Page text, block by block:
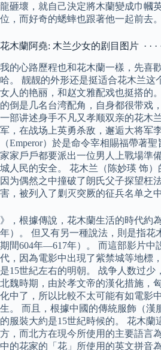
龍砸壞，就自己決定將木蘭變成巾幗
位，而好奇的蟋蟀也跟著他一起前去。
花木蘭阿堯: 木兰少女的剧目图片 · · · ·
我的心路歷程也和花木蘭一樣，先喜
哈。 靓靓的外形还是挺适合花木兰这
女人的艳丽，和赵文雅配戏也挺搭的
的倒是几名台湾配角，自身都很带戏
一部讲述身手不凡又孝顺双亲的花木
军，在战场上英勇杀敌，邂逅大将军
（Emperor）於是命令宰相賜福帶著
家家戶戶都要派出一位男人上戰場準
城人民的安全。 花木兰（陈妙瑛 饰）
因为偶然之中撞破了朗氏父子探望枉
害，被列入了剿灭突厥的征兵名单之中
》，根據傳說，花木蘭生活的時代約
年）。 但又有另一種說法，則是指花
期間604年—617年）。 而這部影片中
代，因為電影中出現了紫禁城等地標
是15世紀左右的明朝。 战争人数过少
北魏時期，由於孝文帝的漢化措施，
化中了，所以比較不太可能有如電影
生。 而且，根據中國的傳統服飾（漢
的服裝大約是15世紀時候的。 花木蘭
方，而北方在現今所使用的主要語言
中的花家的「花」所使用的英文拼音